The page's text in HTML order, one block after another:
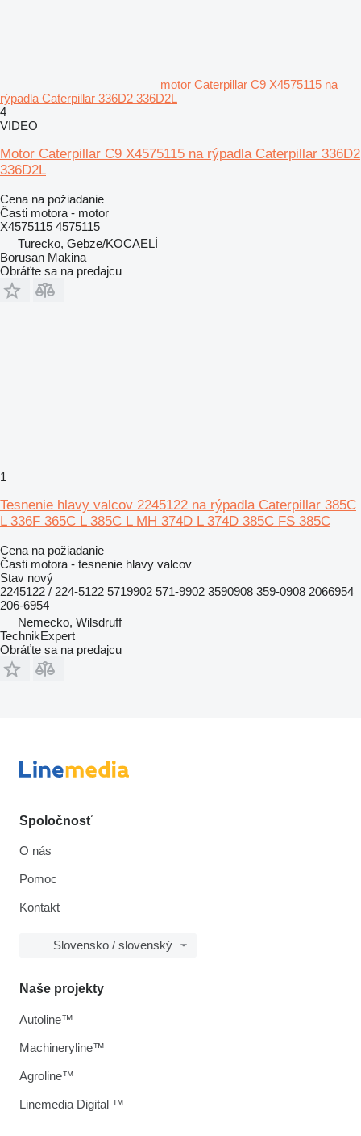
motor Caterpillar C9 X4575115 na
rýpadla Caterpillar 336D2 336D2L
4
VIDEO
Motor Caterpillar C9 X4575115 na rýpadla Caterpillar 336D2
336D2L
Cena na požiadanie
Časti motora - motor
X4575115 4575115
Turecko, Gebze/KOCAELİ
Borusan Makina
Obráťte sa na predajcu
1
Tesnenie hlavy valcov 2245122 na rýpadla Caterpillar 385C
L 336F 365C L 385C L MH 374D L 374D 385C FS 385C
Cena na požiadanie
Časti motora - tesnenie hlavy valcov
Stav nový
2245122 / 224-5122 5719902 571-9902 3590908 359-0908 2066954
206-6954
Nemecko, Wilsdruff
TechnikExpert
Obráťte sa na predajcu
Spoločnosť
O nás
Pomoc
Kontakt
Slovensko / slovenský
Naše projekty
Autoline™
Machineryline™
Agroline™
Linemedia Digital ™